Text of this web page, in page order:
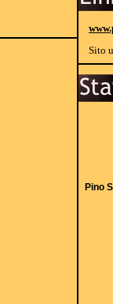
Sito
Pino